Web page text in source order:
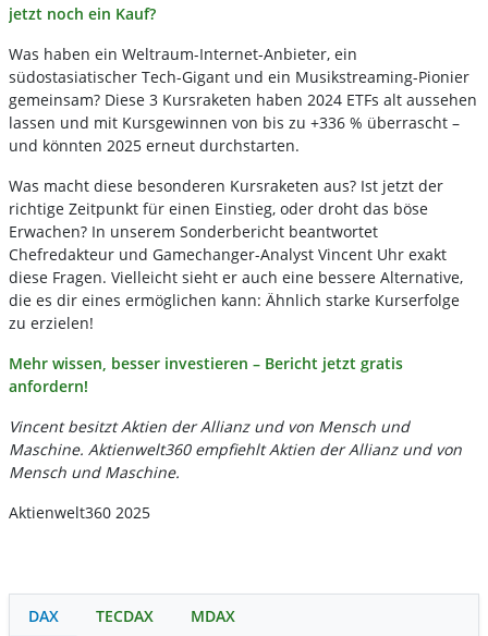
jetzt noch ein Kauf?
Was haben ein Weltraum-Internet-Anbieter, ein
südostasiatischer Tech-Gigant und ein Musikstreaming-Pionier
gemeinsam? Diese 3 Kursraketen haben 2024 ETFs alt aussehen
lassen und mit Kursgewinnen von bis zu +336 % überrascht –
und könnten 2025 erneut durchstarten.
Was macht diese besonderen Kursraketen aus? Ist jetzt der
richtige Zeitpunkt für einen Einstieg, oder droht das böse
Erwachen? In unserem Sonderbericht beantwortet
Chefredakteur und Gamechanger-Analyst Vincent Uhr exakt
diese Fragen. Vielleicht sieht er auch eine bessere Alternative,
die es dir eines ermöglichen kann: Ähnlich starke Kurserfolge
zu erzielen!
Mehr wissen, besser investieren – Bericht jetzt gratis
anfordern!
Vincent besitzt Aktien der Allianz und von Mensch und
Maschine. Aktienwelt360 empfiehlt Aktien der Allianz und von
Mensch und Maschine.
Aktienwelt360 2025
DAX TECDAX MDAX